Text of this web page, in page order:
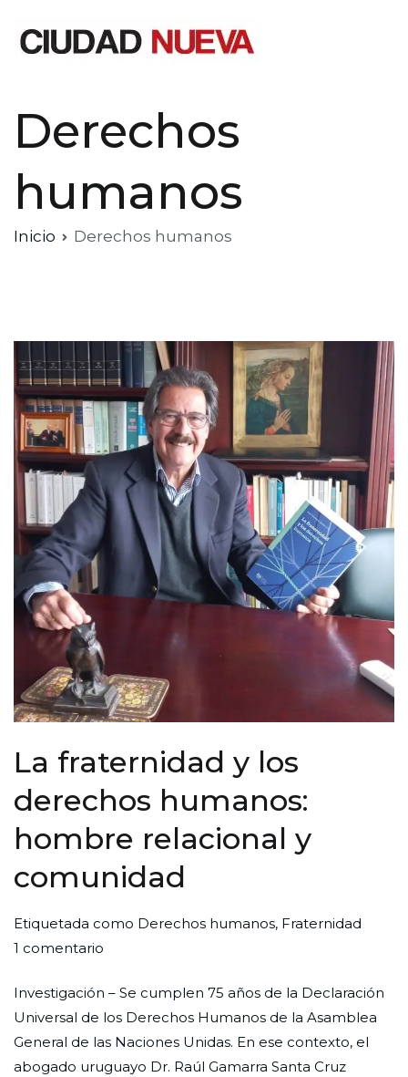
Derechos
humanos
Inicio Derechos humanos
La fraternidad y los
derechos humanos:
hombre relacional y
comunidad
Por
Redaccion
Nueva
Publicada
el
de
octubre
de
2023
Publicada
en
Etiquetada como Derechos humanos, Fraternidad
1 comentario
fraternidad
y
los
derechos
Investigación – Se cumplen 75 años de la Declaración
Universal de los Derechos Humanos de la Asamblea
General de las Naciones Unidas. En ese contexto, el
abogado uruguayo Dr. Raúl Gamarra Santa Cruz